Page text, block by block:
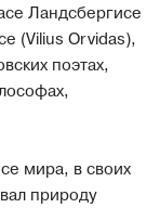
Ландсбергисе
(Vilius Orvidas),
поэтах,
мира, в своих
природу